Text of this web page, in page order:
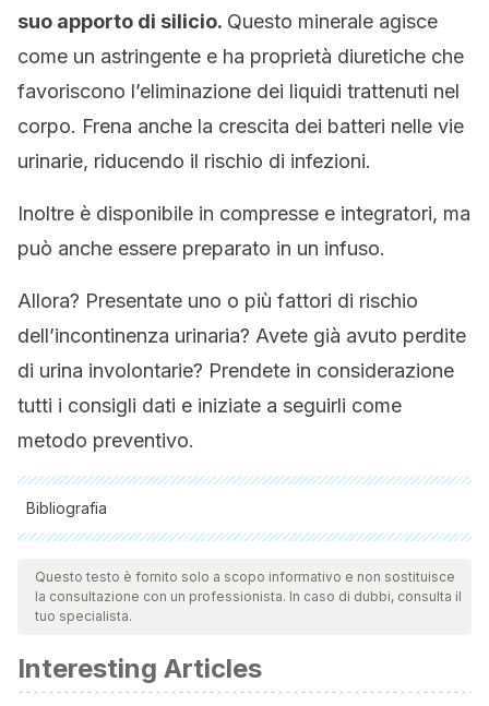
suo apporto di silicio. Questo minerale agisce
come un astringente e ha proprietà diuretiche che
favoriscono l’eliminazione dei liquidi trattenuti nel
corpo. Frena anche la crescita dei batteri nelle vie
urinarie, riducendo il rischio di infezioni.
Inoltre è disponibile in compresse e integratori, ma
può anche essere preparato in un infuso.
Allora? Presentate uno o più fattori di rischio
dell’incontinenza urinaria? Avete già avuto perdite
di urina involontarie? Prendete in considerazione
tutti i consigli dati e iniziate a seguirli come
metodo preventivo.
Bibliografia
Tutte le fonti citate sono state esaminate a fondo dal nostro
team per garantirne la qualità, l'affidabilità, l'attualità e la
validità. La bibliografia di questo articolo è stata considerata
2. Martin JL, Williams KS, Abrams KR, Turner DA, Sutton AJ,
Chapple C, et al. Systematic review and evaluation of
Questo testo è fornito solo a scopo informativo e non sostituisce
la consultazione con un professionista. In caso di dubbi, consulta il
tuo specialista.
Interesting Articles